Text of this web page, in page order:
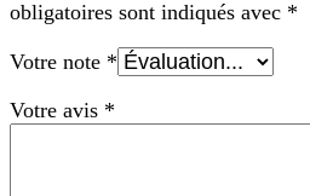
obligatoires sont indiqués avec *
Votre note *
Votre avis *